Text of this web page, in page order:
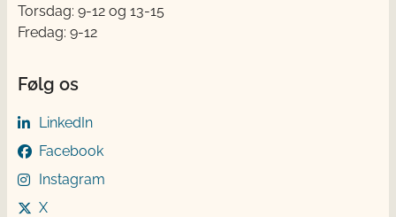
Torsdag: 9-12 og 13-15
Fredag: 9-12
Følg os
LinkedIn
Facebook
Instagram
X